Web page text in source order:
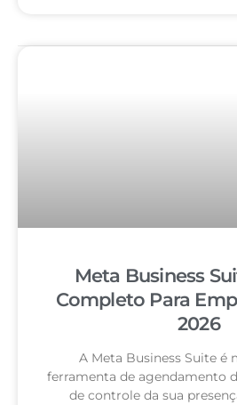
Meta Business
Completo Para
2026
A Meta Business Suite é
ferramenta de agendamento
de controle da sua